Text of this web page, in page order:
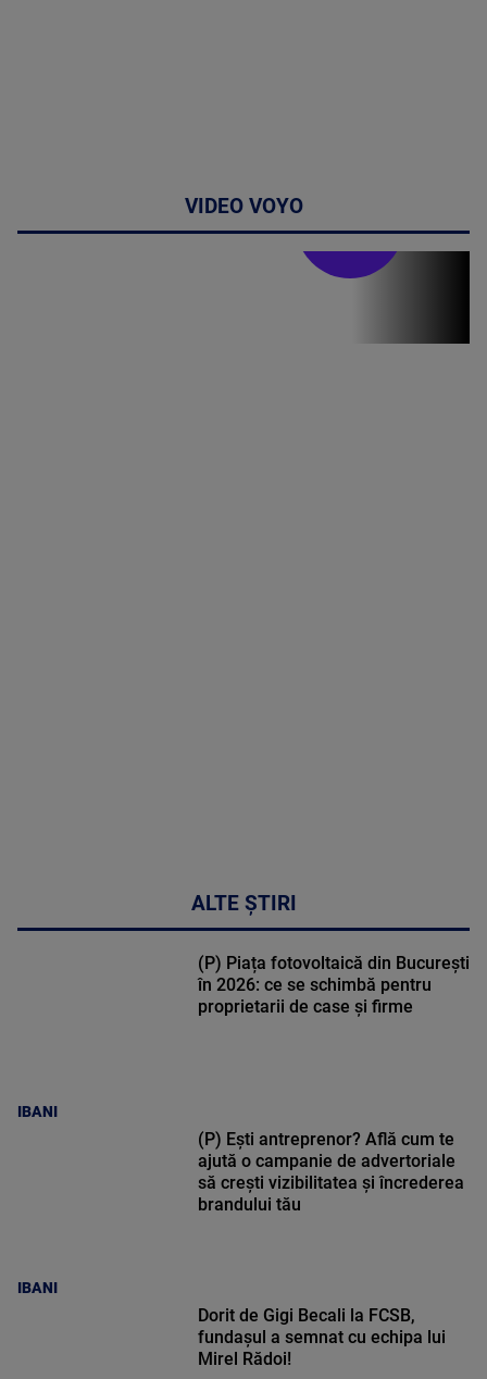
VIDEO VOYO
ALTE ȘTIRI
IBANI
(P) Piața fotovoltaică din București
în 2026: ce se schimbă pentru
proprietarii de case și firme
IBANI
(P) Ești antreprenor? Află cum te
ajută o campanie de advertoriale
să crești vizibilitatea și încrederea
brandului tău
Dorit de Gigi Becali la FCSB,
fundașul a semnat cu echipa lui
Mirel Rădoi!